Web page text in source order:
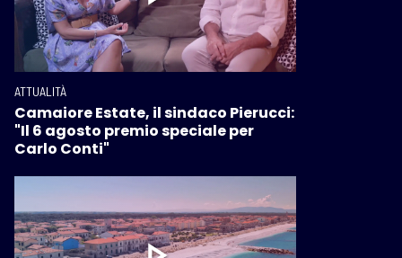
ATTUALITÀ
Camaiore Estate, il sindaco Pierucci:
"Il 6 agosto premio speciale per
Carlo Conti"